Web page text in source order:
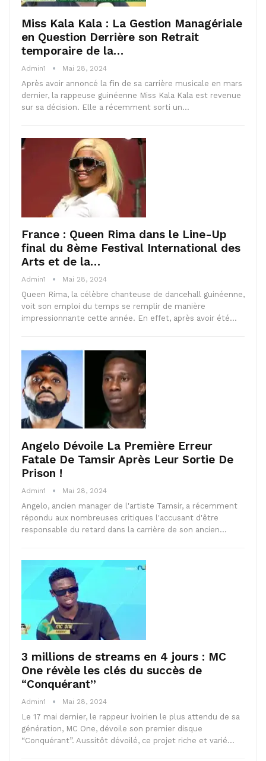
Miss Kala Kala : La Gestion Managériale
en Question Derrière son Retrait
temporaire de la…
Admin1 Mai 28, 2024
Après avoir annoncé la fin de sa carrière musicale en mars
dernier, la rappeuse guinéenne Miss Kala Kala est revenue
sur sa décision. Elle a récemment sorti un…
France : Queen Rima dans le Line-Up
final du 8ème Festival International des
Arts et de la…
Admin1 Mai 28, 2024
Queen Rima, la célèbre chanteuse de dancehall guinéenne,
voit son emploi du temps se remplir de manière
impressionnante cette année. En effet, après avoir été…
Angelo Dévoile La Première Erreur
Fatale De Tamsir Après Leur Sortie De
Prison !
Admin1 Mai 28, 2024
Angelo, ancien manager de l'artiste Tamsir, a récemment
répondu aux nombreuses critiques l'accusant d'être
responsable du retard dans la carrière de son ancien…
3 millions de streams en 4 jours : MC
One révèle les clés du succès de
“Conquérant”
Admin1 Mai 28, 2024
Le 17 mai dernier, le rappeur ivoirien le plus attendu de sa
génération, MC One, dévoile son premier disque
“Conquérant”. Aussitôt dévoilé, ce projet riche et varié…